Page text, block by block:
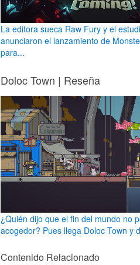
La editora sueca Raw Fury y el
anunciaron el lanzamiento de
para...
Doloc Town | Reseña
¿Quién dijo que el fin del mundo no
acogedor? Pues llega Doloc Town y
Contenido Relacionado